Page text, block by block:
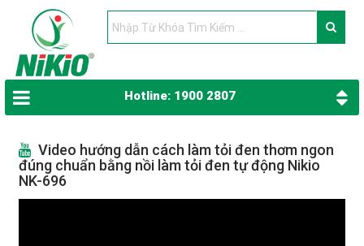
Hotline: 1900 2807
Video hướng dẫn cách làm tỏi đen thơm ngon
đúng chuẩn bằng nồi làm tỏi đen tự động Nikio
NK-696